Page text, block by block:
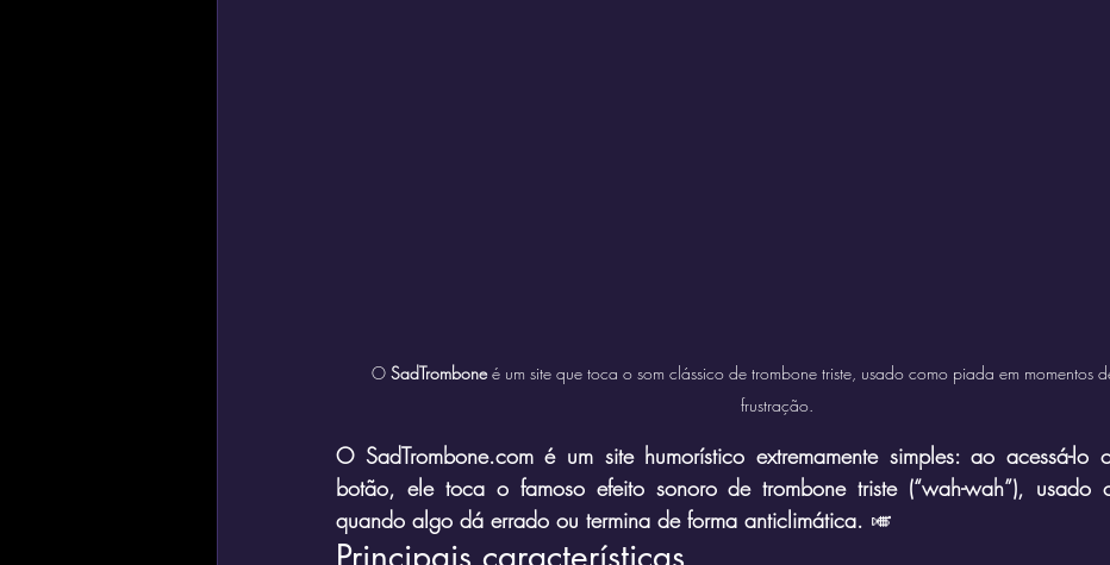
O SadTrombone é um site que toca o som clássico de trombone triste, usado como piada em momentos
frustração.
O SadTrombone.com é um site humorístico extremamente simples: ao acessá-
botão, ele toca o famoso efeito sonoro de trombone triste (“wah-wah”), usado
quando algo dá errado ou termina de forma anticlimática. 🎺
Principais características